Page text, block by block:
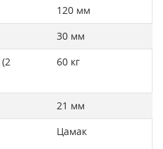
120 мм
30 мм
60 кг
21 мм
Цамак